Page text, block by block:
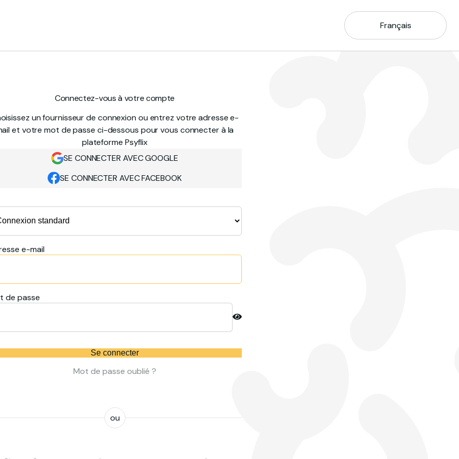
Français
Connectez-vous à votre compte
un fournisseur de connexion ou entrez votre adresse e-
et votre mot de passe ci-dessous pour vous connecter à la
plateforme Psyflix
SE CONNECTER AVEC GOOGLE
SE CONNECTER AVEC FACEBOOK
e-mail
de passe
Se connecter
Mot de passe oublié ?
ou